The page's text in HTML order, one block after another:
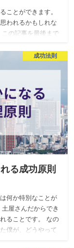
ことができます。
われるかもしれな
の記事を最後まで
成功法則
る成功原則
何か特別なことが
屋さんだからでき
ることです。 なの
僕が、どうやって